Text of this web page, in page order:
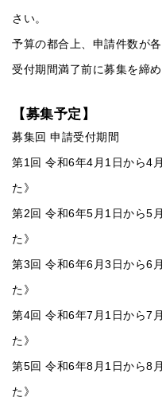
さい。
予算の都合上、申請件数が
受付期間満了前に募集を締
【募集予定】
募集回 申請受付期間
第1回 令和6年4月1日から4
た》
第2回 令和6年5月1日から5
た》
第3回 令和6年6月3日から6
た》
第4回 令和6年7月1日から7
た》
第5回 令和6年8月1日から8
た》